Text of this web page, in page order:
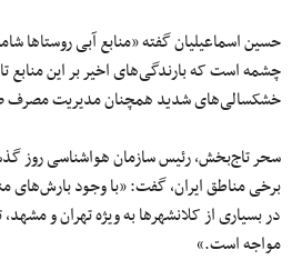
حسین اسماعیلیان گفته «منابع آبی روستا‌ها
چشمه است که بارندگی‌های اخیر بر این منابع
خشکسالی‌های شدید همچنان مدیریت
سحر تاج‌بخش، رئیس سازمان هواشناسی روز
برخی مناطق ایران، گفت: «با وجود بارش‌های
در بسیاری از کلانشهرها به‌ ویژه تهران و
مواجه است.»